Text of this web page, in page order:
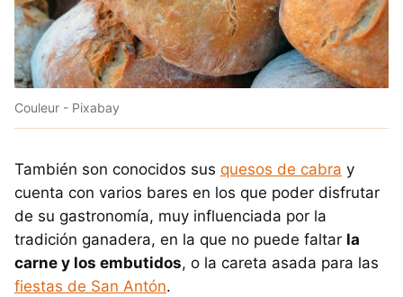
Couleur - Pixabay
También son conocidos sus quesos de cabra y
cuenta con varios bares en los que poder disfrutar
de su gastronomía, muy influenciada por la
tradición ganadera, en la que no puede faltar la
carne y los embutidos, o la careta asada para las
fiestas de San Antón.